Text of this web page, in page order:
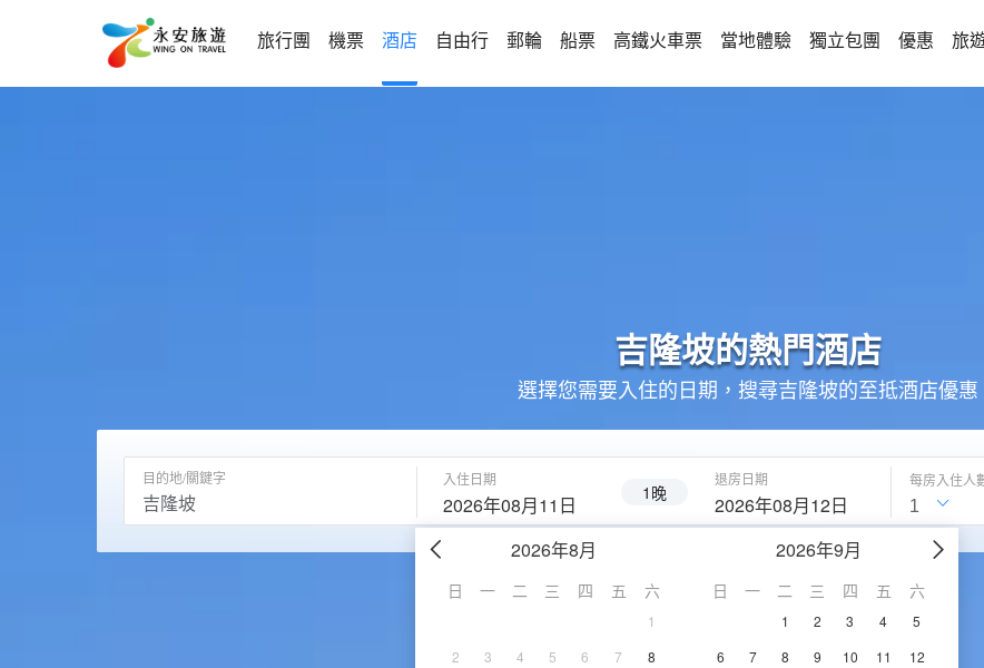
旅行團 機票 酒店 自由行 郵輪 船票 高鐵火車票 當地體驗 獨立包團 優惠 旅
吉隆坡的熱門酒店
選擇您需要入住的日期，搜尋吉隆坡的至抵酒店優惠
目的地/關鍵字 入住日期
2026年08月11日 1晚
退房日期
2026年08月12日
2026年8月
日 一 二 三 四 五 六
1
2
3 4 5 6 7
8
2026年9月
日 一 二 三 四 五 六
1 2 3 4
5
6
7 8 9 10 11
12
每房入住人